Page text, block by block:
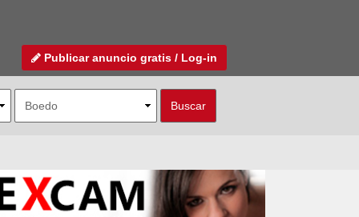
Publicar anuncio gratis / Log-in